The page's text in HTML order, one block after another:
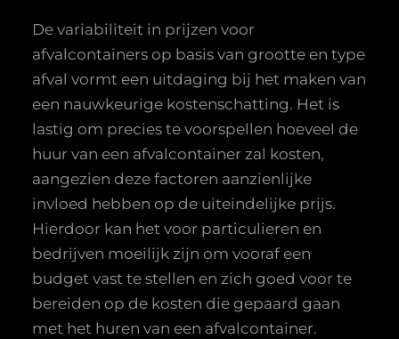
De variabiliteit in prijzen voor
afvalcontainers op basis van grootte en type
afval vormt een uitdaging bij het maken van
een nauwkeurige kostenschatting. Het is
lastig om precies te voorspellen hoeveel de
huur van een afvalcontainer zal kosten,
aangezien deze factoren aanzienlijke
invloed hebben op de uiteindelijke prijs.
Hierdoor kan het voor particulieren en
bedrijven moeilijk zijn om vooraf een
budget vast te stellen en zich goed voor te
bereiden op de kosten die gepaard gaan
met het huren van een afvalcontainer.